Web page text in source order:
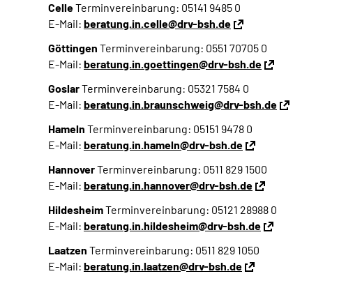
CelleTerminvereinbarung: 05141 9485 0
E-Mail: beratung.in.celle@drv-bsh.de
Göttingen Terminvereinbarung: 0551 70705 0
E-Mail: beratung.in.goettingen@drv-bsh.de
GoslarTerminvereinbarung: 05321 7584 0
E-Mail: beratung.in.braunschweig@drv-bsh.de
Hameln Terminvereinbarung: 05151 9478 0
E-Mail: beratung.in.hameln@drv-bsh.de
HannoverTerminvereinbarung: 0511 829 1500
E-Mail: beratung.in.hannover@drv-bsh.de
HildesheimTerminvereinbarung: 05121 28988 0
E-Mail: beratung.in.hildesheim@drv-bsh.de
Laatzen Terminvereinbarung: 0511 829 1050
E-Mail: beratung.in.laatzen@drv-bsh.de